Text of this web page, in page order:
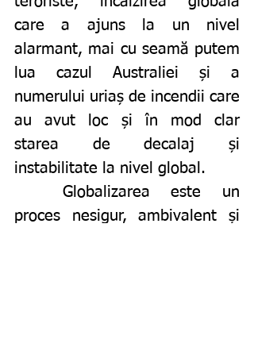
care a ajuns la un nivel
alarmant, mai cu seamă putem
lua cazul Australiei și a
numerului uriaș de incendii care
au avut loc și în mod clar
starea de decalaj și
instabilitate la nivel global.
proces nesigur, ambivalent și